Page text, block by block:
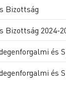
Bizottság
Bizottság 2024-
és
és